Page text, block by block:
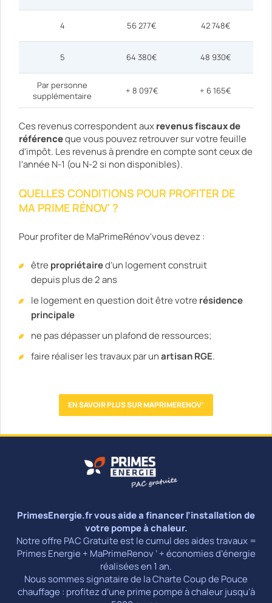
4 56 277€ 42 748€
5 64 380€ 48 930€
Par personne
supplémentaire
+ 8 097€ + 6 165€
Ces revenus correspondent auxrevenus fiscaux de
référenceque vous pouvez retrouver sur votre feuille
d'impôt. Les revenus à prendre en compte sont ceux de
l'année N-1 (ou N-2 si non disponibles).
QUELLES CONDITIONS POUR PROFITER DE
MA PRIME RÉNOV' ?
Pour profiter de MaPrimeRénov'vous devez :
être propriétaired’un logement construit
depuis plus de 2 ans
le logement en question doit être votre résidence
principale
ne pas dépasser un plafond de ressources;
faire réaliser les travaux par unartisan RGE.
EN SAVOIR PLUS SUR MAPRIMERENOV’
PrimesEnergie.fr vous aide a financer l’installation de
votre pompe à chaleur.
Notre offre PAC Gratuite est le cumul des aides travaux =
Primes Energie + MaPrimeRenov ’ + économies d’énergie
réalisées en 1 an.
Nous sommes signataire de la Charte Coup de Pouce
chauffage : profitez d’une prime pompe à chaleur jusqu’à